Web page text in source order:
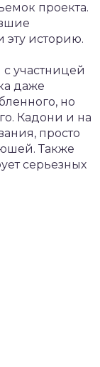
проекта.
историю.
участницей
даже
но
Кадони и на
просто
Также
серьезных